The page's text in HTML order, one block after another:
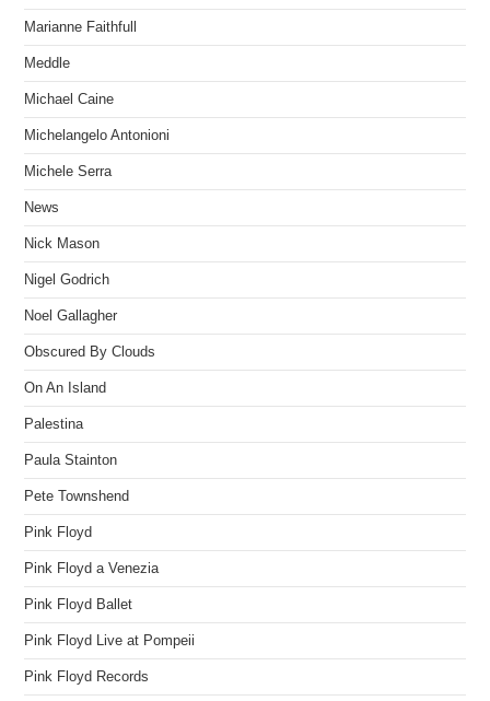
Marianne Faithfull
Meddle
Michael Caine
Michelangelo Antonioni
Michele Serra
News
Nick Mason
Nigel Godrich
Noel Gallagher
Obscured By Clouds
On An Island
Palestina
Paula Stainton
Pete Townshend
Pink Floyd
Pink Floyd a Venezia
Pink Floyd Ballet
Pink Floyd Live at Pompeii
Pink Floyd Records